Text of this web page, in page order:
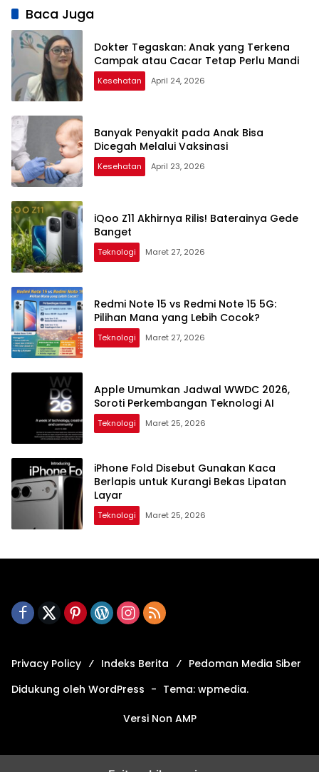
Baca Juga
Dokter Tegaskan: Anak yang Terkena
Campak atau Cacar Tetap Perlu Mandi
Kesehatan April 24, 2026
Banyak Penyakit pada Anak Bisa
Dicegah Melalui Vaksinasi
Kesehatan April 23, 2026
iQoo Z11 Akhirnya Rilis! Baterainya Gede
Banget
Teknologi Maret 27, 2026
Redmi Note 15 vs Redmi Note 15 5G:
Pilihan Mana yang Lebih Cocok?
Teknologi Maret 27, 2026
Apple Umumkan Jadwal WWDC 2026,
Soroti Perkembangan Teknologi AI
Teknologi Maret 25, 2026
iPhone Fold Disebut Gunakan Kaca
Berlapis untuk Kurangi Bekas Lipatan
Layar
Teknologi Maret 25, 2026
Privacy Policy Indeks Berita
Pedoman Media Siber
Didukung oleh WordPress - Tema: wpmedia.
Versi Non AMP